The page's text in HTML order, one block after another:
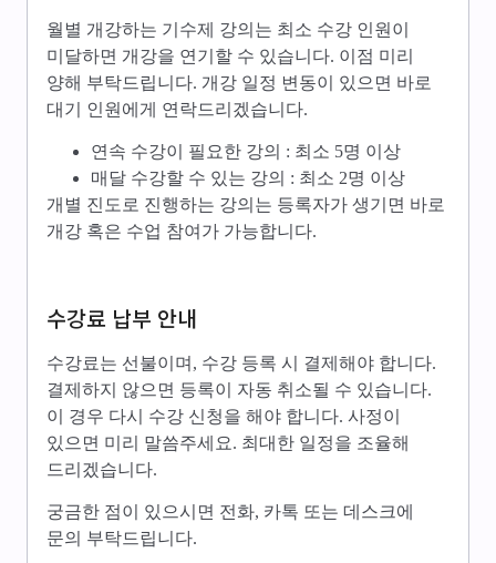
월별 개강하는 기수제 강의는 최소 수강 인원이
미달하면 개강을 연기할 수 있습니다. 이점 미리
양해 부탁드립니다. 개강 일정 변동이 있으면 바로
대기 인원에게 연락드리겠습니다.
연속 수강이 필요한 강의 : 최소 5명 이상
매달 수강할 수 있는 강의 : 최소 2명 이상
개별 진도로 진행하는 강의는 등록자가 생기면 바로
개강 혹은 수업 참여가 가능합니다.
수강료 납부 안내
수강료는 선불이며, 수강 등록 시 결제해야 합니다.
결제하지 않으면 등록이 자동 취소될 수 있습니다.
이 경우 다시 수강 신청을 해야 합니다. 사정이
있으면 미리 말씀주세요. 최대한 일정을 조율해
드리겠습니다.
궁금한 점이 있으시면 전화, 카톡 또는 데스크에
문의 부탁드립니다.